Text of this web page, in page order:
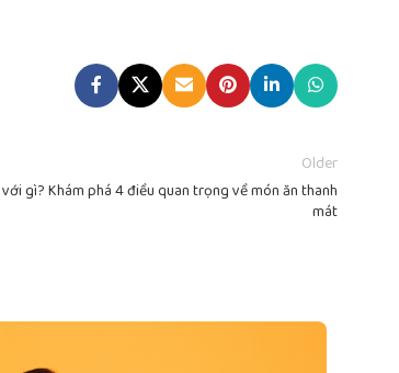
Older
gì? Khám phá 4 điều quan trọng về món ăn thanh
mát